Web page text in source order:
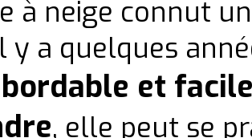
à neige connut
y a quelques
et
, elle peut se